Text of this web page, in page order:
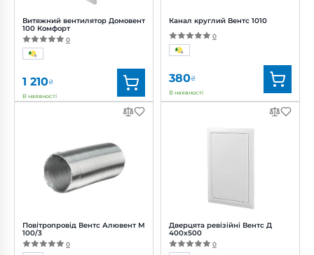
Витяжний вентилятор Домовент
100 Комфорт
0
1 210₴
В наявності
Домовент
Діаметр:
100 мм
Потужність:
2 Вт
Рівень шуму:22 дБ(А)
Повітропровід Вентс Алювент М
100/3
0
Канал круглий Вентс 1010
0
380₴
В наявності
Вентс
Артикул: 0000224929
Дверцята ревізійні Вентс Д
400x500
0